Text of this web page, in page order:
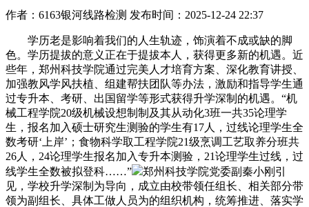
作者：6163银河线路检测 发布时间：2025-12-24 22:37
学历老是影响着我们的人生轨迹，饰演着不成或缺的脚
色。学历提拔的意义正在于提拔本人，获得更多新的机遇。近
些年，郑州科技学院通过完美人才培育方案、深化教育讲授、
加强教风学风扶植、组建帮扶团队等办法，激励和指导学生通
过专升本、考研、出国留学等形式获得升学深制的机遇。“机
械工程学院20级机械设想制制及其从动化3班一共35论理学
生，报名加入硕士研究生测验的学生有17人，过线论理学生全
数考研‘上岸’；食物科学取工程学院21级烹调工艺取养分班共
26人，24论理学生报名加入专升本测验，21论理学生过线，过
线学生全数被拟登科……”
郑州科技学院党委副秦小刚引
见，学校升学深制为导向，成立由校带领任组长、相关部分带
领为副组长、具体工做人员为的组织机构，统筹推进、落实学